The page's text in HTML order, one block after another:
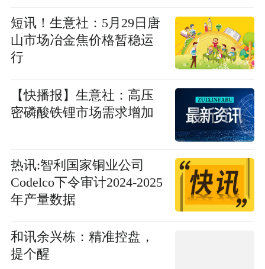
短讯！生意社：5月29日唐
山市场冶金焦价格暂稳运
行
【快播报】生意社：高压
密磷酸铁锂市场需求增加
热讯:智利国家铜业公司
Codelco下令审计2024-2025
年产量数据
和讯余兴栋：精准控盘，
提个醒